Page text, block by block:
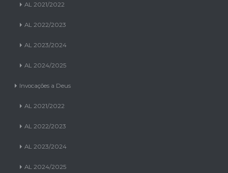
AL 2021/2022
AL 2022/2023
AL 2023/2024
AL 2024/2025
Invocações a Deus
AL 2021/2022
AL 2022/2023
AL 2023/2024
AL 2024/2025